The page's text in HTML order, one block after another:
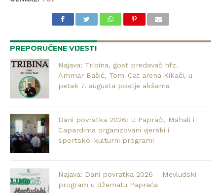
PREPORUČENE VIJESTI
Najava: Tribina, gost predavač hfz.
Ammar Bašić, Tom-Cat arena Kikači, u
petak 7. augusta poslije akšama
Dani povratka 2026: U Papraći, Mahali i
Capardima organizovani vjerski i
sportsko-kulturni programi
Najava: Dani povratka 2026 – Mevludski
program u džematu Papraća